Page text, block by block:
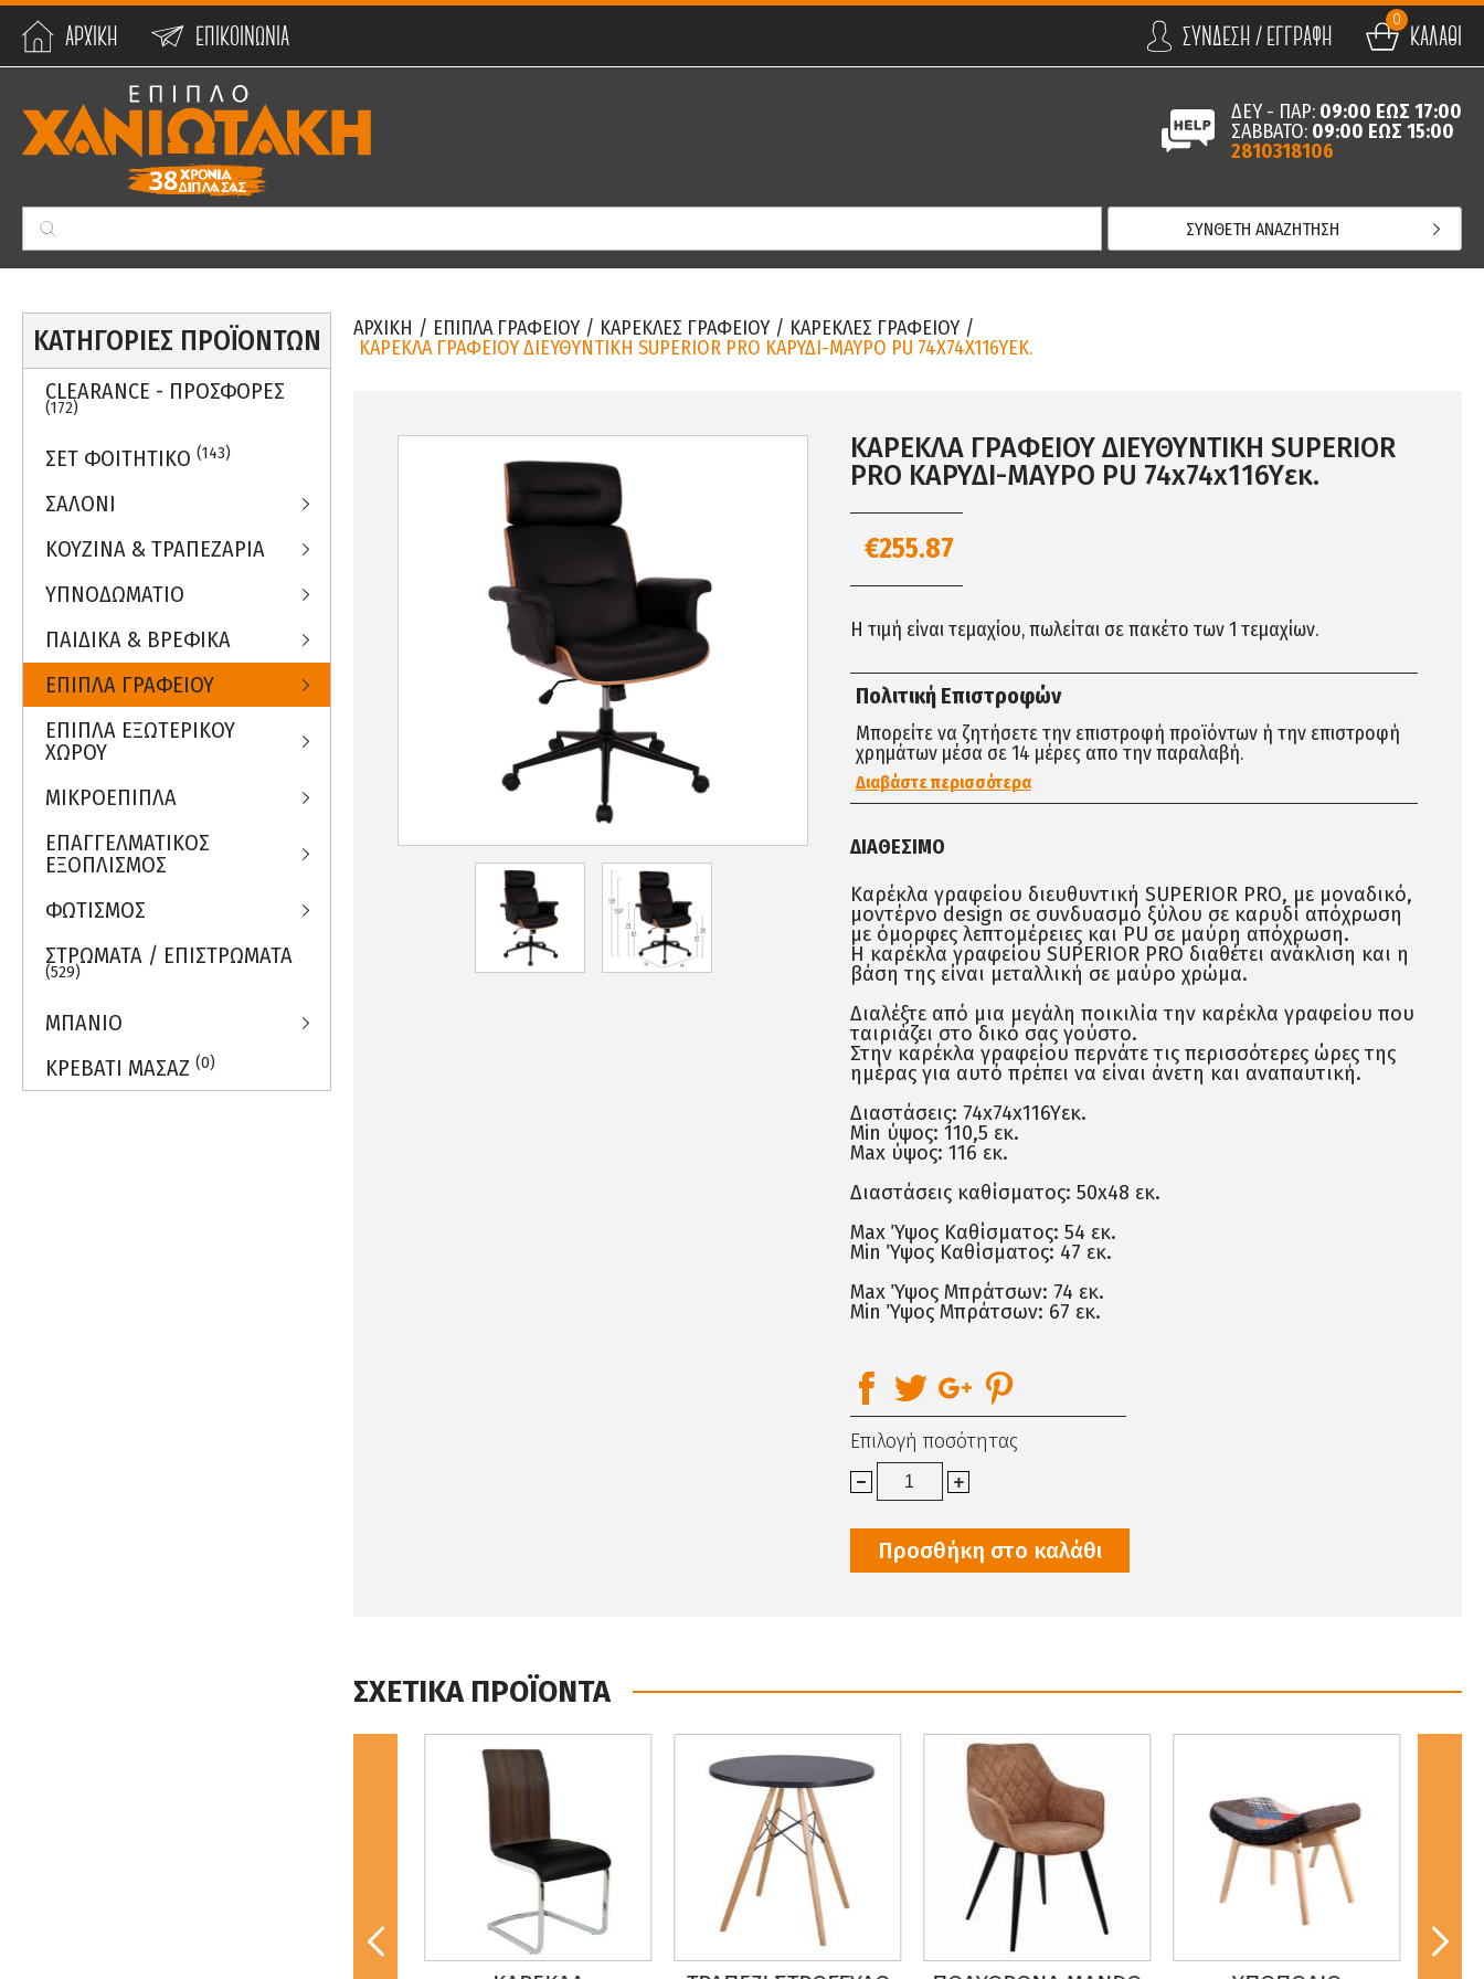
ΑΡΧΙΚΗ ΕΠΙΚΟΙΝΩΝΙΑ ΣΥΝΔΕΣΗ / ΕΓΓΡΑΦΗ ΚΑΛΑΘΙ
0
ΔΕΥ - ΠΑΡ: 09:00 ΕΩΣ 17:00
ΣΑΒΒΑΤΟ: 09:00 ΕΩΣ 15:00
2810318106
ΣΥΝΘΕΤΗ ΑΝΑΖΗΤΗΣΗ
ΚΑΤΗΓΟΡΙΕΣ ΠΡΟΪΟΝΤΩΝ
CLEARANCE - ΠΡΟΣΦΟΡΕΣ
(172)
ΣΕΤ ΦΟΙΤΗΤΙΚΟ (143)
ΣΑΛΟΝΙ
ΚΟΥΖΙΝΑ & ΤΡΑΠΕΖΑΡΙΑ
ΥΠΝΟΔΩΜΑΤΙΟ
ΠΑΙΔΙΚΑ & ΒΡΕΦΙΚΑ
ΕΠΙΠΛΑ ΓΡΑΦΕΙΟΥ
ΕΠΙΠΛΑ ΕΞΩΤΕΡΙΚΟΥ
ΧΩΡΟΥ
ΜΙΚΡΟΕΠΙΠΛΑ
ΕΠΑΓΓΕΛΜΑΤΙΚΟΣ
ΕΞΟΠΛΙΣΜΟΣ
ΦΩΤΙΣΜΟΣ
ΣΤΡΩΜΑΤΑ / ΕΠΙΣΤΡΩΜΑΤΑ
(529)
ΜΠΑΝΙΟ
ΚΡΕΒΑΤΙ ΜΑΣΑΖ (0)
ΑΡΧΙΚΗ / ΕΠΙΠΛΑ ΓΡΑΦΕΙΟΥ / ΚΑΡΕΚΛΕΣ ΓΡΑΦΕΙΟΥ / ΚΑΡΕΚΛΕΣ ΓΡΑΦΕΙΟΥ /
ΚΑΡΕΚΛΑ ΓΡΑΦΕΙΟΥ ΔΙΕΥΘΥΝΤΙΚΗ SUPERIOR PRO ΚΑΡΥΔΙ-ΜΑΥΡO PU 74X74X116YΕΚ.
ΚΑΡΕΚΛΑ ΓΡΑΦΕΙΟΥ ΔΙΕΥΘΥΝΤΙΚΗ SUPERIOR
PRO ΚΑΡΥΔΙ-ΜΑΥΡO PU 74x74x116Yεκ.
€255.87
Η τιμή είναι τεμαχίου, πωλείται σε πακέτο των 1 τεμαχίων.
Πολιτική Επιστροφών
Μπορείτε να ζητήσετε την επιστροφή προϊόντων ή την επιστροφή
χρημάτων μέσα σε 14 μέρες απο την παραλαβή.
Διαβάστε περισσότερα
ΔΙΑΘΈΣΙΜΟ
Καρέκλα γραφείου διευθυντική SUPERIOR PRO, με μοναδικό,
μοντέρνο design σε συνδυασμό ξύλου σε καρυδί απόχρωση
με όμορφες λεπτομέρειες και PU σε μαύρη απόχρωση.
Η καρέκλα γραφείου SUPERIOR PRO διαθέτει ανάκλιση και η
βάση της είναι μεταλλική σε μαύρο χρώμα.
Διαλέξτε από μια μεγάλη ποικιλία την καρέκλα γραφείου που
ταιριάζει στο δικό σας γούστο.
Στην καρέκλα γραφείου περνάτε τις περισσότερες ώρες της
ημέρας για αυτό πρέπει να είναι άνετη και αναπαυτική.
Διαστάσεις: 74x74x116Yεκ.
Min ύψος: 110,5 εκ.
Max ύψος: 116 εκ.
Διαστάσεις καθίσματος: 50x48 εκ.
Max Ύψος Καθίσματος: 54 εκ.
Min Ύψος Καθίσματος: 47 εκ.
Max Ύψος Μπράτσων: 74 εκ.
Min Ύψος Μπράτσων: 67 εκ.
Επιλογή ποσότητας
Προσθήκη στο καλάθι
ΣΧΕΤΙΚΑ ΠΡΟΪΟΝΤΑ